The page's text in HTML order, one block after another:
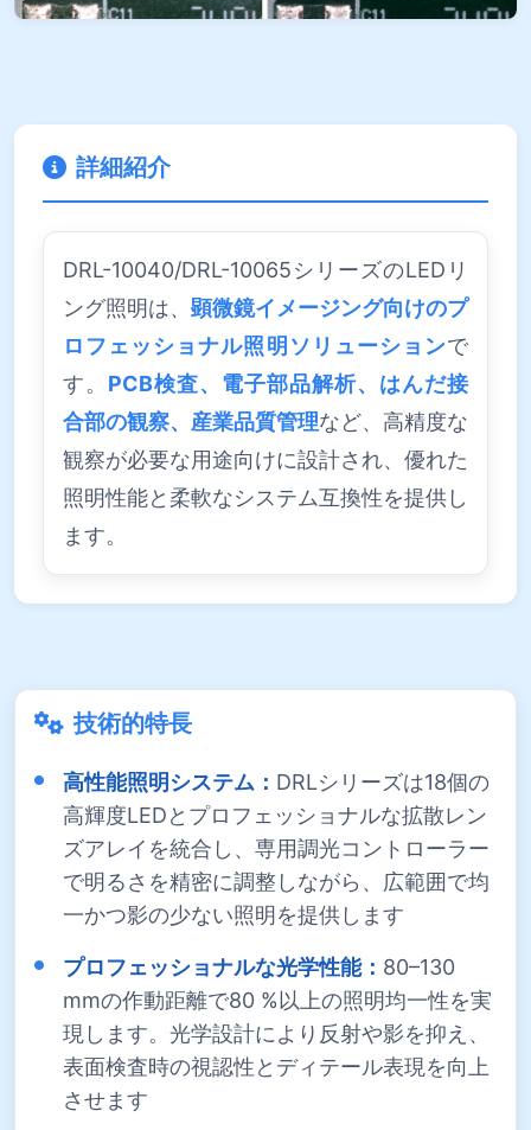
詳細紹介
DRL-10040/DRL-10065シリーズのLEDリ
ング照明は、 顕微鏡イメージング向けのプ
ロフェッショナル照明ソリューションで
す。 PCB検査、電子部品解析、はんだ接
合部の観察、産業品質管理など、高精度な
観察が必要な用途向けに設計され、優れた
照明性能と柔軟なシステム互換性を提供し
ます。
技術的特長
高性能照明システム： DRLシリーズは18個の
高輝度LEDとプロフェッショナルな拡散レン
ズアレイを統合し、専用調光コントローラー
で明るさを精密に調整しながら、広範囲で均
一かつ影の少ない照明を提供します
プロフェッショナルな光学性能： 80–130
mmの作動距離で80 %以上の照明均一性を実
現します。光学設計により反射や影を抑え、
表面検査時の視認性とディテール表現を向上
させます